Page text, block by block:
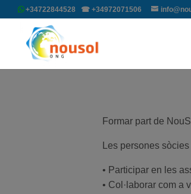
+34722844528 ☎ +34972071506
Formar part de
Les persones
• Participar en les
• Col·laborar com a